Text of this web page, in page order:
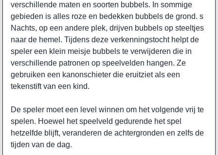
verschillende maten en soorten bubbels. In sommige
gebieden is alles roze en bedekken bubbels de grond. s
Nachts, op een andere plek, drijven bubbels op steeltjes
naar de hemel. Tijdens deze verkenningstocht helpt de
speler een klein meisje bubbels te verwijderen die in
verschillende patronen op speelvelden hangen. Ze
gebruiken een kanonschieter die eruitziet als een
tekenstift van een kind.
De speler moet een level winnen om het volgende vrij te
spelen. Hoewel het speelveld gedurende het spel
hetzelfde blijft, veranderen de achtergronden en zelfs de
tijden van de dag.